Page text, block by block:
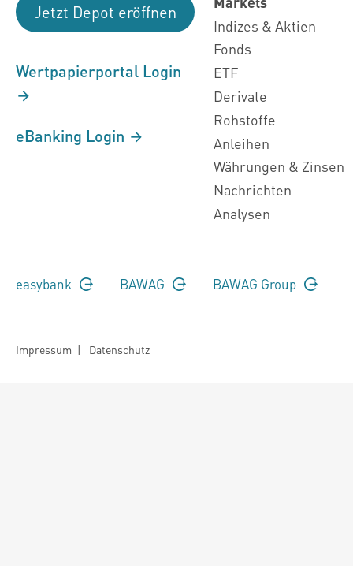
Jetzt Depot eröffnen
Wertpapierportal Login
eBanking Login
Indizes & Aktien
Fonds
ETF
Derivate
Rohstoffe
Anleihen
Währungen & Zinsen
Nachrichten
Analysen
easybank BAWAG BAWAG Group
Impressum | Datenschutz